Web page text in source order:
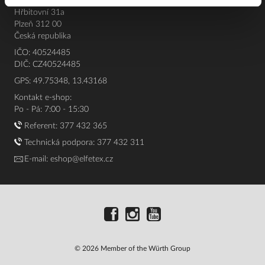
Hřbitovní 31a
Plzeň 312 00
Česká republika
IČO: 40524485
DIČ: CZ40524485
GPS: 49.75348, 13.43168
Kontakt e-shop:
Po - Pá: 7:00 - 15:30
Referent: 377 432 365
Technická podpora: 377 432 311
E-mail: eshop@elfetex.cz
© 2026 Member of the Würth Group